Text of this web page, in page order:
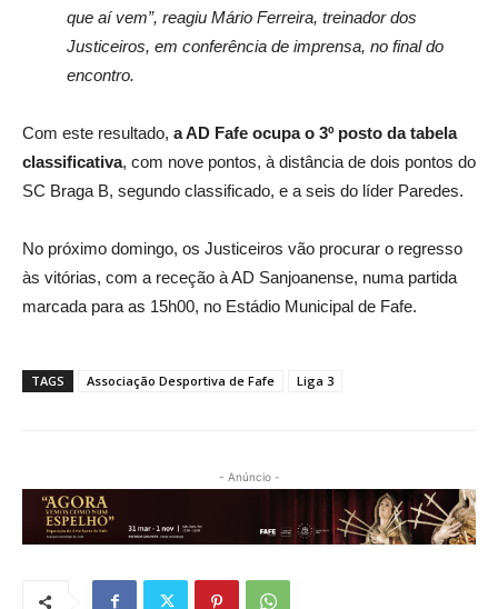
que aí vem”, reagiu Mário Ferreira, treinador dos
Justiceiros, em conferência de imprensa, no final do
encontro.
Com este resultado, a AD Fafe ocupa o 3º posto da tabela
classificativa, com nove pontos, à distância de dois pontos do
SC Braga B, segundo classificado, e a seis do líder Paredes.
No próximo domingo, os Justiceiros vão procurar o regresso
às vitórias, com a receção à AD Sanjoanense, numa partida
marcada para as 15h00, no Estádio Municipal de Fafe.
TAGS Associação Desportiva de Fafe Liga 3
- Anúncio -